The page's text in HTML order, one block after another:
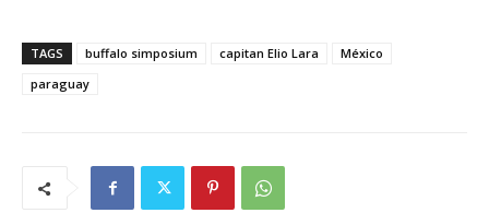
TAGS buffalo simposium capitan Elio Lara
México
paraguay